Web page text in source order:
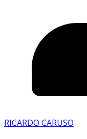
RICARDO CARUSO